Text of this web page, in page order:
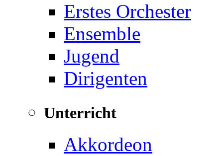
Erstes Orchester
Ensemble
Jugend
Dirigenten
Unterricht
Akkordeon